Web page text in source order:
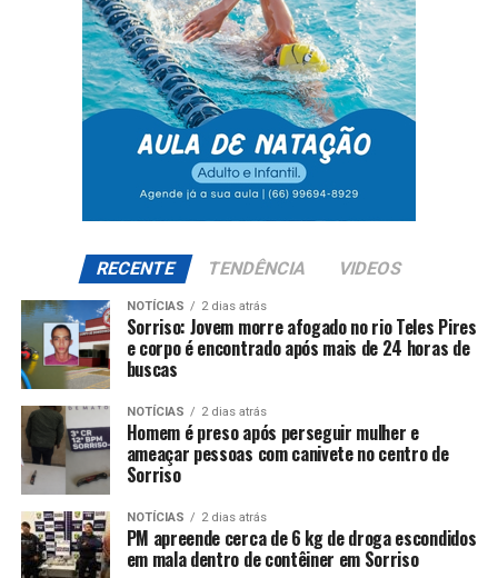
RECENTE TENDÊNCIA VIDEOS
NOTÍCIAS 2 dias atrás
Sorriso: Jovem morre afogado no rio Teles Pires
e corpo é encontrado após mais de 24 horas de
buscas
NOTÍCIAS 2 dias atrás
Homem é preso após perseguir mulher e
ameaçar pessoas com canivete no centro de
Sorriso
NOTÍCIAS 2 dias atrás
PM apreende cerca de 6 kg de droga escondidos
em mala dentro de contêiner em Sorriso